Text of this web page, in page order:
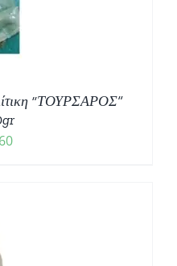
“ΤΟΥΡΣΑΡΟΣ”